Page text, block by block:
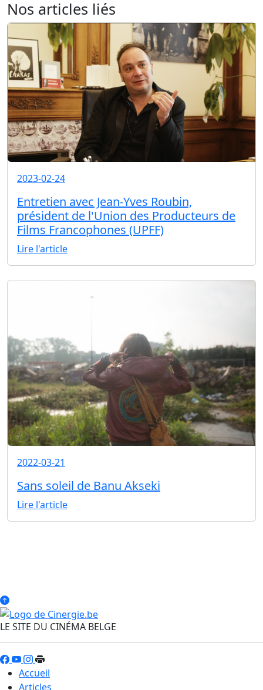
Nos articles liés
2023-02-24
Entretien avec Jean-Yves Roubin,
président de l'Union des Producteurs de
Films Francophones (UPFF)
Lire l'article
2022-03-21
Sans soleil de Banu Akseki
Lire l'article
LE SITE DU CINÉMA BELGE
Accueil
Articles